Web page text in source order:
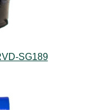
SG189